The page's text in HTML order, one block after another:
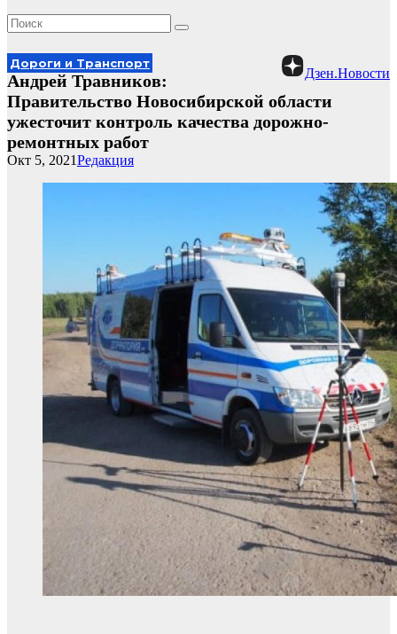
Дзен.Новости
Дороги и Транспорт
Андрей Травников:
Правительство Новосибирской области
ужесточит контроль качества дорожно-
ремонтных работ
Редакция
Окт 5, 2021